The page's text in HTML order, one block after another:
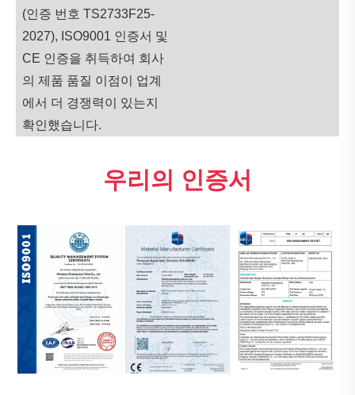
(인증 번호 TS2733F25-
2027), ISO9001 인증서 및
CE 인증을 취득하여 회사
의 제품 품질 이점이 업계
에서 더 경쟁력이 있는지
확인했습니다.
우리의 인증서